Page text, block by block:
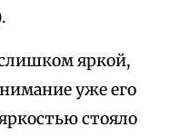
яркой,
уже его
стояло